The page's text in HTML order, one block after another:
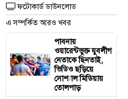
ফটোকার্ড ডাউনলোড
এ সম্পর্কিত আরও খবর
পাবনায়
ওয়ারেন্টভুক্ত যুবলীগ
নেতাকে ছিনতাই,
ভিডিও ছড়িয়ে
সোশ্যাল মিডিয়ায়
তোলপাড়